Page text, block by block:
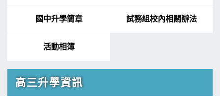
國中升學簡章 試務組校內相關辦法
活動相簿
高三升學資訊